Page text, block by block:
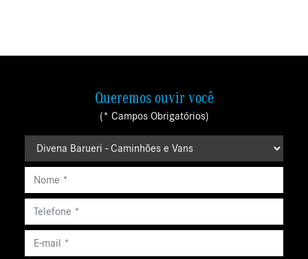
Queremos ouvir você
(* Campos Obrigatórios)